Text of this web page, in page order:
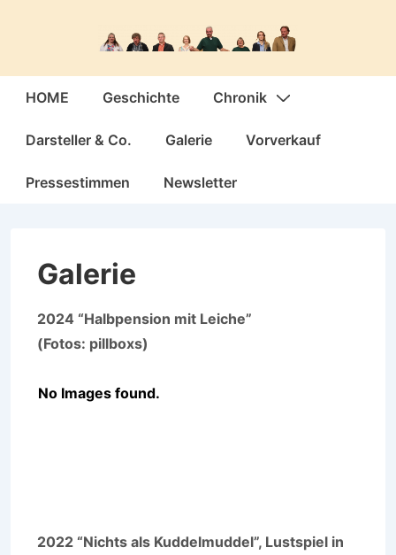
Hauptnavigation
HOME Geschichte Chronik
Darsteller & Co. Galerie Vorverkauf
Pressestimmen Newsletter
Galerie
2024 “Halbpension mit Leiche”
(Fotos: pillboxs)
No Images found.
2022 “Nichts als Kuddelmuddel”, Lustspiel in